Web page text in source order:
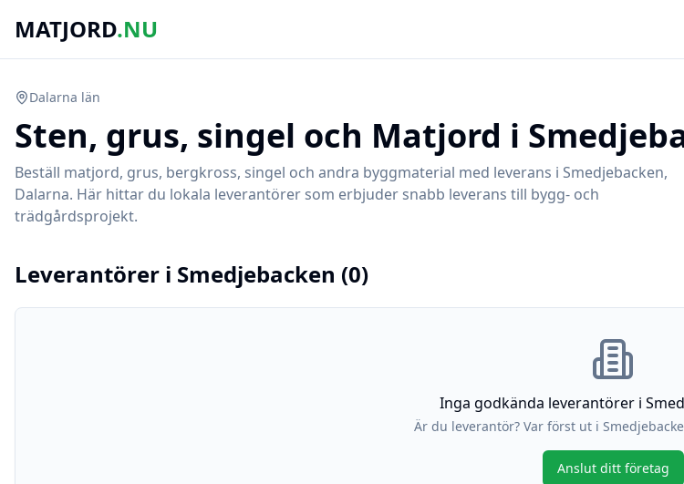
MATJORD.NU
Dalarna län
Sten, grus, singel och Matjord i
Beställ matjord, grus, bergkross, singel och andra byggmaterial med leverans i Smedjebacken,
Dalarna. Här hittar du lokala leverantörer som erbjuder snabb leverans till bygg- och
trädgårdsprojekt.
Leverantörer i Smedjebacken (0)
Inga godkända leverantörer i
Är du leverantör? Var först ut i
Anslut ditt företag